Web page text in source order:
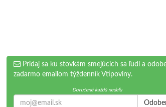
Pridaj sa ku stovkám smejúcich sa ľudí a
zadarmo emailom týždenník Vtipoviny.
Doručené každú nedeľu